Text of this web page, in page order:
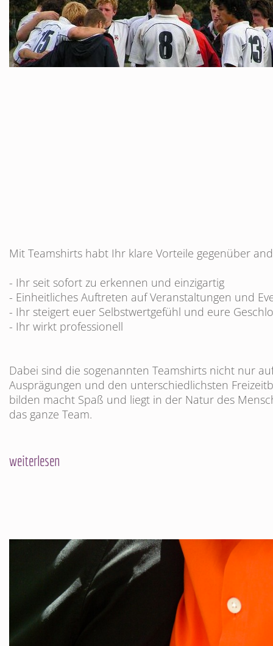
Mit Teamshirts habt Ihr klare Vorteile gegenüber
- Ihr seit sofort zu erkennen und einzigartig
- Einheitliches Auftreten auf Veranstaltungen und
- Ihr steigert euer Selbstwertgefühl und eure
- Ihr wirkt professionell
Dabei sind die sogenannten Teamshirts nicht nur
Ausprägungen und den unterschiedlichsten
bilden macht Spaß und liegt in der Natur des
das ganze Team.
weiterlesen